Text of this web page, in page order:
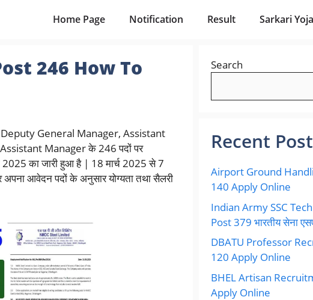
Home Page Notification Result Sarkari
246 How To
General Manager, Assistant
Manager के 246 पदों पर
का जारी हुआ है | 18 मार्च 2025 से 7
आवेदन पदों के अनुसार योग्यता तथा सैलरी
Search
Recent
Airport Ground
140 Apply Online
Indian Army SSC
Post 379 भारतीय सेना
DBATU Professor
120 Apply Online
BHEL Artisan
Apply Online